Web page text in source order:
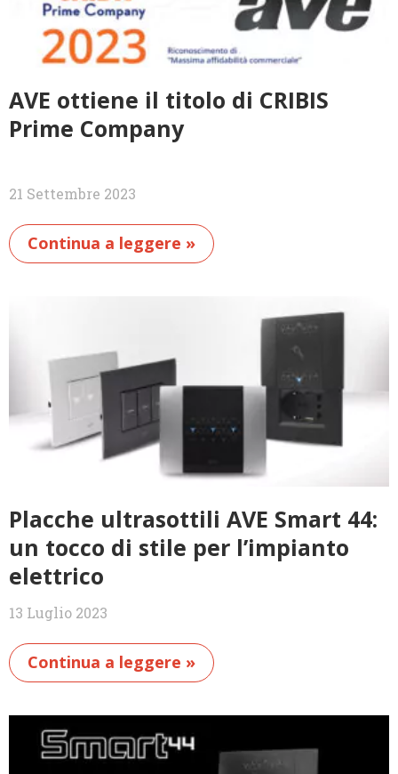
AVE ottiene il titolo di CRIBIS
Prime Company
21 Settembre 2023
Continua a leggere »
Placche ultrasottili AVE Smart 44:
un tocco di stile per l’impianto
elettrico
13 Luglio 2023
Continua a leggere »